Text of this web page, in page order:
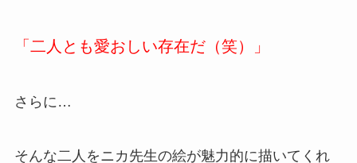
「二人とも愛おしい存在だ（笑）」
さらに…
そんな二人をニカ先生の絵が魅力的に描いてくれ